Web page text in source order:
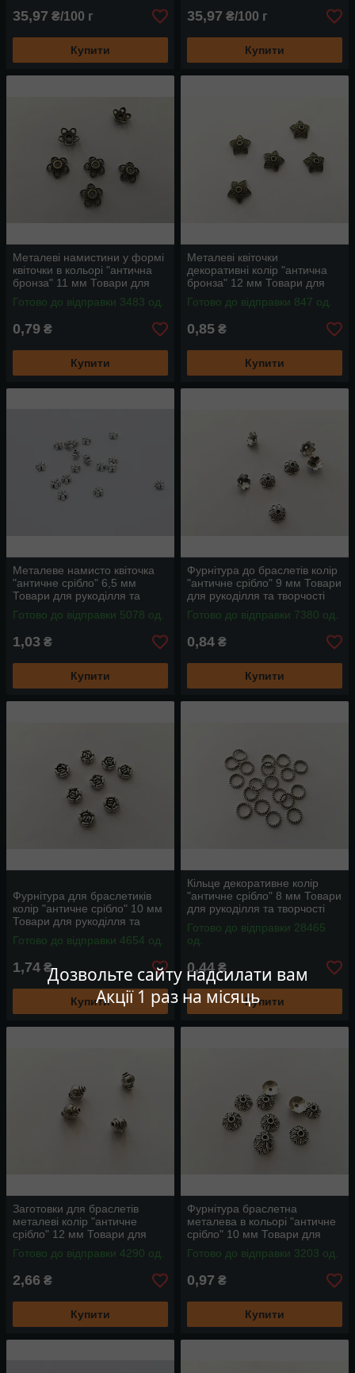
Дозвольте сайту надсилати вам
Акції 1 раз на місяць
35,97 ₴/100 г
Купити
35,97 ₴/100 г
Купити
Металеві намистини у формі
квіточки в кольорі "антична
бронза" 11 мм Товари для
рукоділля та творчості
Готово до відправки 3483 од.
0,79 ₴
Купити
Металеві квіточки
декоративні колір "антична
бронза" 12 мм Товари для
рукоділля та творчості
Готово до відправки 847 од.
0,85 ₴
Купити
Металеве намисто квіточка
"античне срібло" 6,5 мм
Товари для рукоділля та
творчості
Готово до відправки 5078 од.
1,03 ₴
Купити
Фурнітура до браслетів колір
"античне срібло" 9 мм Товари
для рукоділля та творчості
Готово до відправки 7380 од.
0,84 ₴
Купити
Фурнітура для браслетиків
колір "античне срібло" 10 мм
Товари для рукоділля та
творчості
Готово до відправки 4654 од.
1,74 ₴
Купити
Кільце декоративне колір
"античне срібло" 8 мм Товари
для рукоділля та творчості
Готово до відправки 28465
од.
0,44 ₴
Купити
Заготовки для браслетів
металеві колір "античне
срібло" 12 мм Товари для
рукоділля та творчості
Готово до відправки 4290 од.
2,66 ₴
Купити
Фурнітура браслетна
металева в кольорі "античне
срібло" 10 мм Товари для
рукоділля та творчості
Готово до відправки 3203 од.
0,97 ₴
Купити